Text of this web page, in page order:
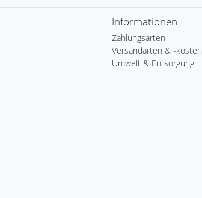
Informationen
Zahlungsarten
Versandarten & -kosten
Umwelt & Entsorgung